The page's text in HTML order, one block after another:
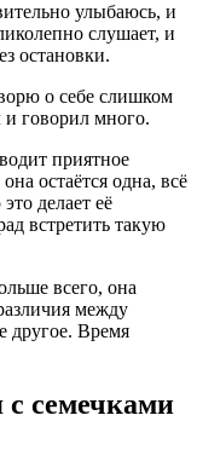
улыбаюсь, и
слушает, и
остановки.
о себе слишком
и говорил много.
приятное
остаётся одна, всё
делает её
встретить такую
всего, она
между
Время
семечками